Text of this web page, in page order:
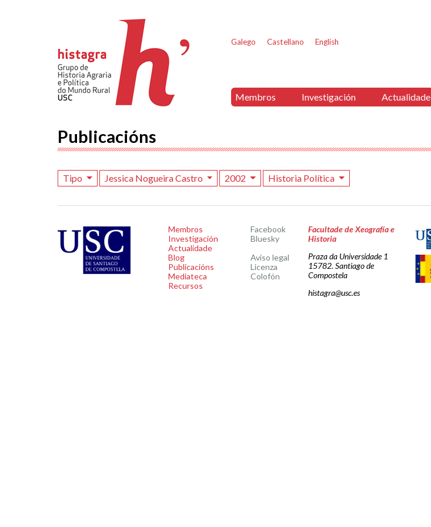
Galego Castellano English
Membros Investigación Actualidade
Publicacións
Tipo Jessica Nogueira Castro 2002 Historia Política
Membros
Investigación
Actualidade
Blog
Publicacións
Mediateca
Recursos
Facebook
Bluesky
Aviso legal
Licenza
Colofón
Facultade de Xeografía e
Historia
Praza da Universidade 1
15782. Santiago de
Compostela
histagra@usc.es